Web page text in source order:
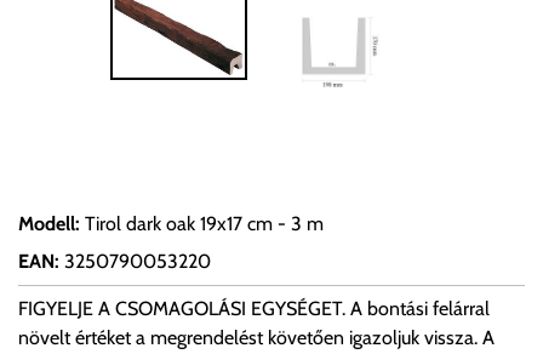
Modell: Tirol dark oak 19x17 cm - 3 m
EAN: 3250790053220
FIGYELJE A CSOMAGOLÁSI EGYSÉGET. A bontási felárral
növelt értéket a megrendelést követően igazoljuk vissza. A